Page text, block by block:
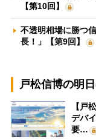
【第10回】
不透明相場に勝つ
長！」【第9回】
戸松信博の明
【戸
デバ
要…